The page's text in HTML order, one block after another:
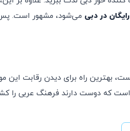
در دبی می‌شود، مشهور است. پس
بهترین راه برای دیدن رقابت این
که دوست دارند فرهنگ عربی را